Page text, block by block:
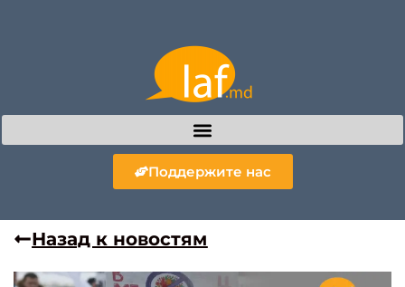
Поддержите нас
Назад к новостям